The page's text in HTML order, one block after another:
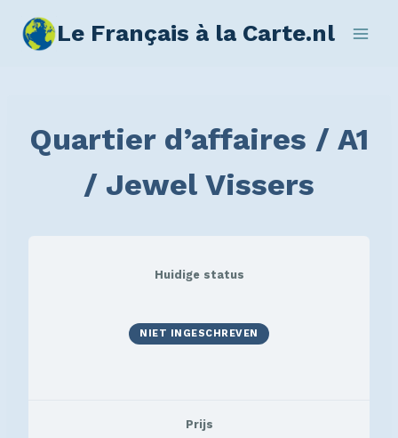
Le Français à la Carte.nl
Quartier d’affaires / A1
/ Jewel Vissers
Huidige status
NIET INGESCHREVEN
Prijs